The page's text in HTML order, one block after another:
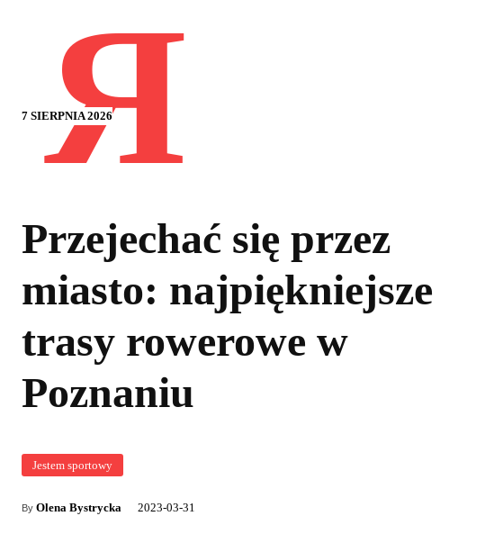
7 SIERPNIA 2026
Я
Przejechać się przez
miasto: najpiękniejsze
trasy rowerowe w
Poznaniu
Jestem sportowy
By Olena Bystrycka 2023-03-31